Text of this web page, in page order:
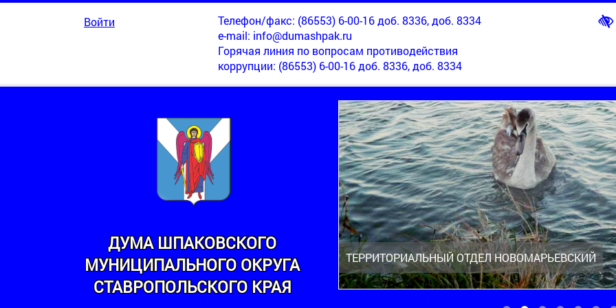
Войти
Телефон/факс: (86553) 6-00-16 доб. 8336, доб. 8334
e-mail: info@dumashpak.ru
Горячая линия по вопросам противодействия
коррупции: (86553) 6-00-16 доб. 8336, доб. 8334
ДУМА ШПАКОВСКОГО
МУНИЦИПАЛЬНОГО ОКРУГА
СТАВРОПОЛЬСКОГО КРАЯ
ТЕРРИТОРИАЛЬНЫЙ ОТДЕЛ НОВОМАРЬЕВСКИЙ